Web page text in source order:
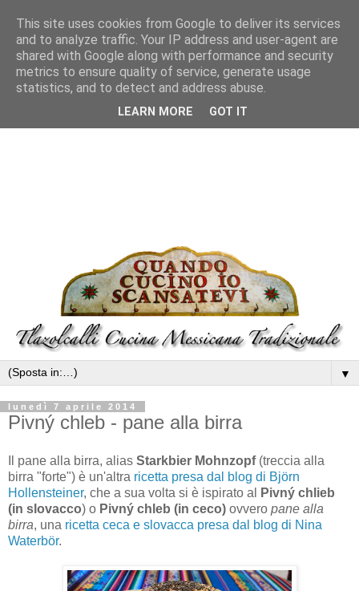
▼
lunedì 7 aprile 2014
Pivný chleb - pane alla birra
Il pane alla birra, alias Starkbier Mohnzopf(treccia alla
birra "forte") è un'altra ricetta presa dal blog di Björn
Hollensteiner, che a sua volta si è ispirato al
Pivný chlieb
(in slovacco) o Pivný chleb (in ceco) ovvero pane alla
birra, una ricetta ceca e slovacca presa dal blog di Nina
Waterbör.
This site uses cookies from Google to deliver its services
and to analyze traffic. Your IP address and user-agent are
shared with Google along with performance and security
metrics to ensure quality of service, generate usage
statistics, and to detect and address abuse.
LEARN MORE GOT IT